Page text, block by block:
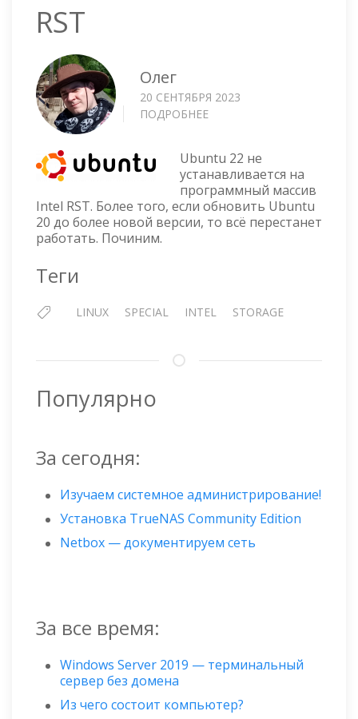
RST
Олег
20 СЕНТЯБРЯ 2023
ПОДРОБНЕЕ
НА
INTEL
RST
Ubuntu 22 не
устанавливается на
программный массив
Intel RST. Более того, если обновить Ubuntu
20 до более новой версии, то всё перестанет
работать. Починим.
Теги
LINUX SPECIAL INTEL STORAGE
Популярно
За сегодня:
Изучаем системное администрирование!
Установка TrueNAS Community Edition
Netbox — документируем сеть
За все время:
Windows Server 2019 — терминальный
сервер без домена
Из чего состоит компьютер?